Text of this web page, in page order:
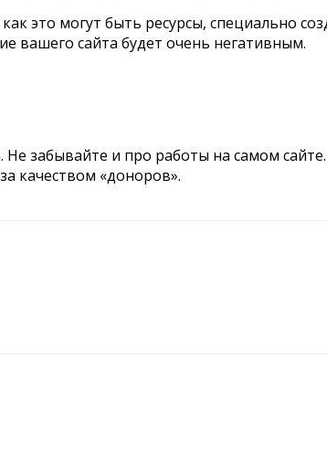
это могут быть ресурсы, специально
вашего сайта будет очень негативным.
забывайте и про работы на самом сайте.
качеством «доноров».